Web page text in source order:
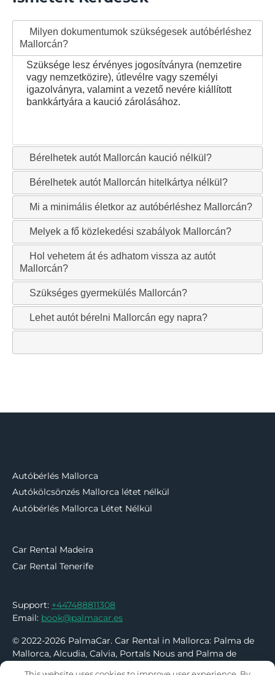
Milyen dokumentumok szükségesek autóbérléshez
Mallorcán?
Szüksége lesz érvényes jogosítványra (nemzetire
vagy nemzetközire), útlevélre vagy személyi
igazolványra, valamint a vezető nevére kiállított
bankkártyára a kaució zárolásához.
Bérelhetek autót Mallorcán kaució nélkül?
Bérelhetek autót Mallorcán hitelkártya nélkül?
Mi a minimális életkor az autóbérléshez Mallorcán?
Melyek a fő közlekedési szabályok Mallorcán?
Hol vehetem át és adhatom vissza az autót
Mallorcán?
Szükséges gyermekülés Mallorcán?
Lehet autót bérelni Mallorcán egy napra?
Autóbérlés Mallorca
Autókölcsönzés Mallorca létet nélkül
Autóbérlés Mallorca Létet Nélkül
Car Rental Madeira
Car Rental Tenerife
Support: +447488811308
Email: book@palmacar.es
© 2022-2026 PalmaCar. Car Rental in Mallorca: Palma de
Mallorca, Alcudia, Calvia, Portals Nous and Palma de